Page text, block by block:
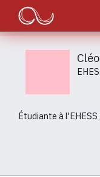
contenuto
principale
Main
navigation
Étudiante à